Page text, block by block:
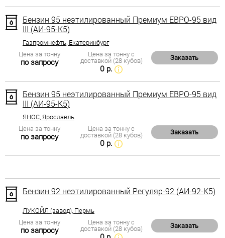
Бензин 95 неэтилированный Премиум ЕВРО-95 вид
III (АИ-95-К5)
Газпромнефть, Екатеринбург
Цена за тонну
по запросу
Цена за тонну с
доставкой (28 кубов)
0 р.
Заказать
Бензин 95 неэтилированный Премиум ЕВРО-95 вид
III (АИ-95-К5)
ЯНОС, Ярославль
Цена за тонну
по запросу
Цена за тонну с
доставкой (28 кубов)
0 р.
Заказать
Бензин 92 неэтилированный Регуляр-92 (АИ-92-К5)
ЛУКОЙЛ (завод), Пермь
Цена за тонну
по запросу
Цена за тонну с
доставкой (28 кубов) Заказать